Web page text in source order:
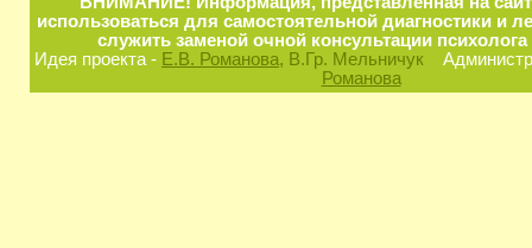
использоваться для самостоятельной диагностики и
служить заменой очной консультации
Идея проекта - Е.В. Романова, В.Гр. Мельничук
Романова